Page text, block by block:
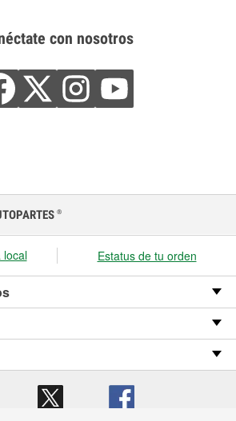
con nosotros
®
local Estatus de tu orden